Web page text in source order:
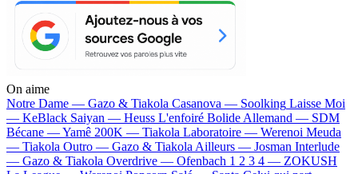
On aime
Notre Dame — Gazo & Tiakola Casanova — Soolking Laisse Moi
— KeBlack Saiyan — Heuss L'enfoiré Bolide Allemand — SDM
Bécane —Yamê 200K — Tiakola Laboratoire — Werenoi Meuda
— Tiakola Outro — Gazo & Tiakola Ailleurs — Josman Interlude
— Gazo & Tiakola Overdrive — Ofenbach 1 2 3 4 — ZOKUSH